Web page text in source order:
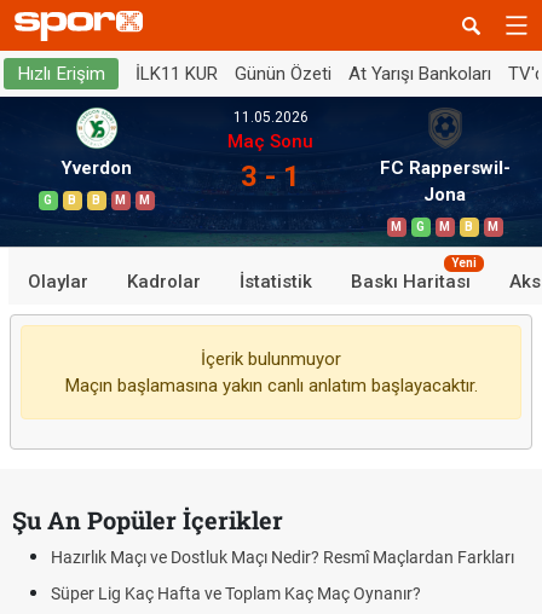
Hızlı Erişim İLK11 KUR Günün Özeti At Yarışı Bankoları
Yverdon
G B B M M
11.05.2026
Maç Sonu
3 - 1
FC Rapperswil-
Jona
M G M B M
Olaylar Kadrolar İstatistik Baskı Haritası
Yeni
İçerik bulunmuyor
Maçın başlamasına yakın canlı anlatım başlayacaktır.
Şu An Popüler İçerikler
Hazırlık Maçı ve Dostluk Maçı Nedir? Resmî Maçlardan Farkları
Süper Lig Kaç Hafta ve Toplam Kaç Maç Oynanır?